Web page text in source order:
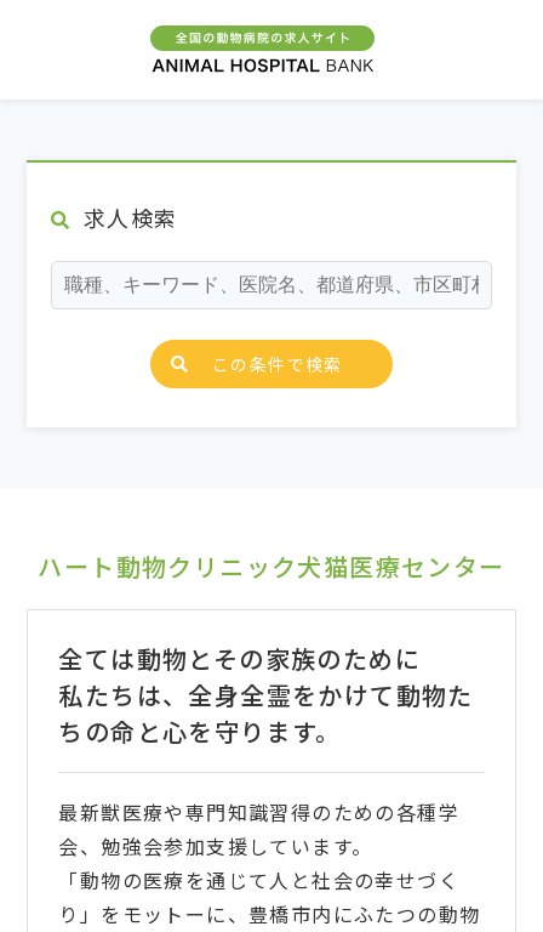
求人検索
この条件で検索
ハート動物クリニック犬猫医療センター
全ては動物とその家族のために
私たちは、全身全霊をかけて動物た
ちの命と心を守ります。
最新獣医療や専門知識習得のための各種学
会、勉強会参加支援しています。
「動物の医療を通じて人と社会の幸せづく
り」をモットーに、豊橋市内にふたつの動物